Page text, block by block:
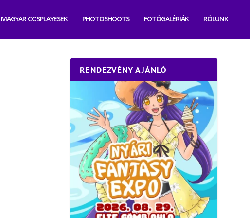
MAGYAR COSPLAYESEK PHOTOSHOOTS FOTÓGALÉRIÁK RÓLUNK
RENDEZVÉNY AJÁNLÓ